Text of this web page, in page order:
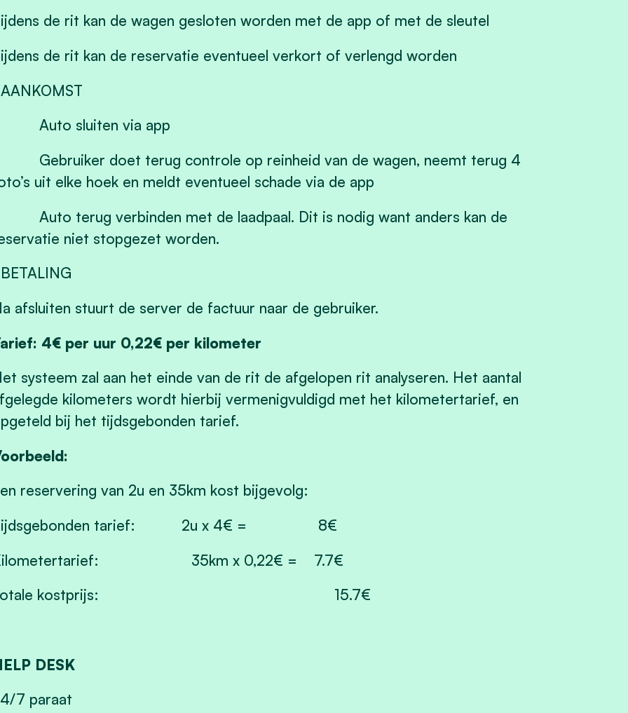
de rit kan de wagen gesloten worden met de app of met de sleutel
de rit kan de reservatie eventueel verkort of verlengd worden
AANKOMST
Auto sluiten via app
doet terug controle op reinheid van de wagen, neemt terug 4
uit elke hoek en meldt eventueel schade via de app
terug verbinden met de laadpaal. Dit is nodig want anders kan de
niet stopgezet worden.
BETALING
afsluiten stuurt de server de factuur naar de gebruiker.
4€ per uur 0,22€ per kilometer
systeem zal aan het einde van de rit de afgelopen rit analyseren. Het aantal
kilometers wordt hierbij vermenigvuldigd met het kilometertarief, en
bij het tijdsgebonden tarief.
reservering van 2u en 35km kost bijgevolg:
tarief: 2u x 4€ = 8€
35km x 0,22€ = 7.7€
kostprijs: 15.7€
DESK
7 paraat